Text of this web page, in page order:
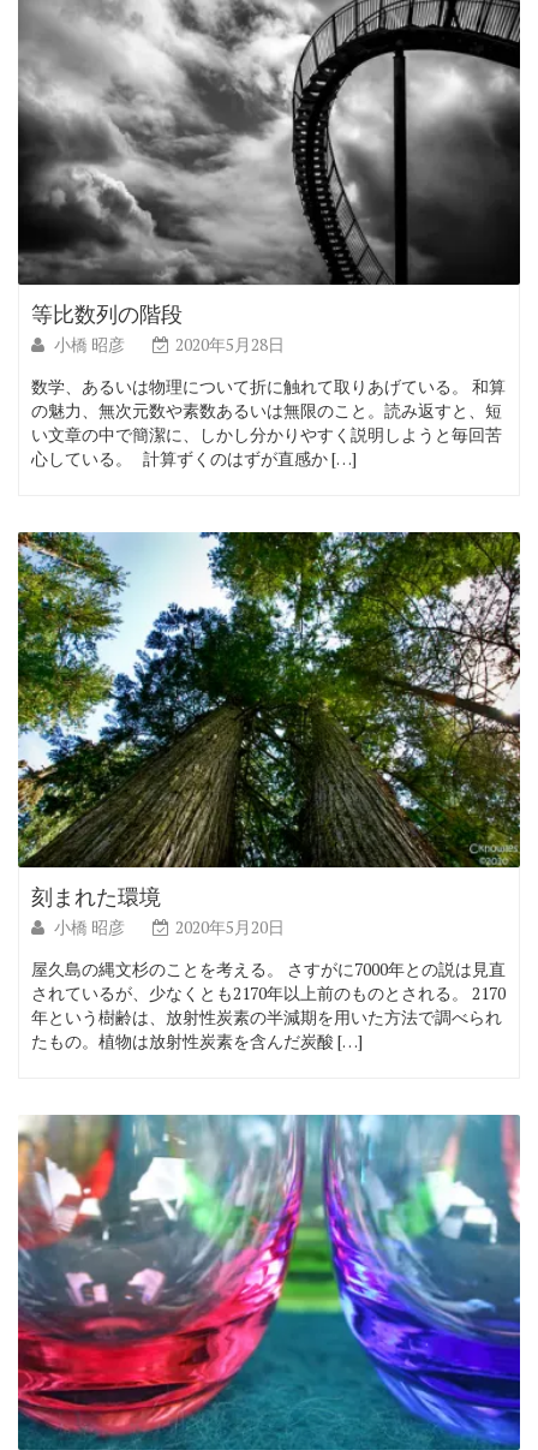
等比数列の階段
小橋 昭彦
2020年5月28日
数学、あるいは物理について折に触れて取りあげている。 和算
の魅力、無次元数や素数あるいは無限のこと。読み返すと、短
い文章の中で簡潔に、しかし分かりやすく説明しようと毎回苦
心している。 計算ずくのはずが直感か […]
刻まれた環境
小橋 昭彦
2020年5月20日
屋久島の縄文杉のことを考える。 さすがに7000年との説は見直
されているが、少なくとも2170年以上前のものとされる。 2170
年という樹齢は、放射性炭素の半減期を用いた方法で調べられ
たもの。植物は放射性炭素を含んだ炭酸 […]